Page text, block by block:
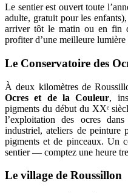
Le sentier est ouvert toute
adulte, gratuit pour les
arriver tôt le matin ou en fin
profiter d’une meilleure lumière
Le Conservatoire des
À deux kilomètres de
Ocres et de la Couleur,
pigments du début du XXᵉ
l’exploitation des ocres
industriel, ateliers de peinture
pigments et de pinceaux. Un
sentier — comptez une heure
Le village de Roussillon